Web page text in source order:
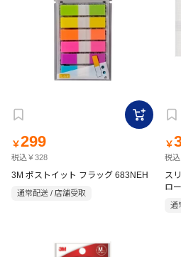
￥299
税込￥328
3M ポストイット フラッグ 683NEH
通常配送 / 店舗受取
￥
税
ス
ロ
通